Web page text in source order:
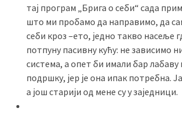
тај програм „Брига о себи“ сада
што ми пробамо да направимо, да
себи кроз –ето, једно такво насеље
потпуну пасивну кућу: не зависимо
система, а опет би имали бар
подршку, јер је она ипак потребна.
а још старији од мене су у заједници.